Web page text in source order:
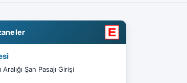
Şan Pasajı Girişi